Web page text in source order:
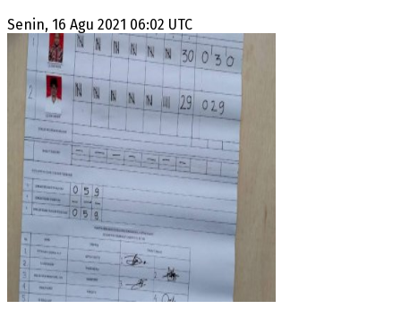
Senin, 16 Agu 2021 06:02 UTC